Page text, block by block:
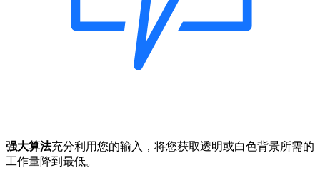
强大算法充分利用您的输入，将您获取透明或白色背景所需的
工作量降到最低。